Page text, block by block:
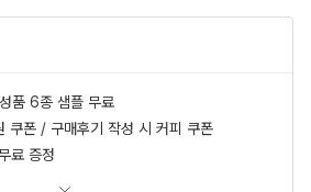
품 6종 샘플 무료
쿠폰 / 구매후기 작성 시 커피 쿠폰
료 증정